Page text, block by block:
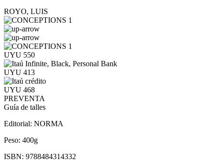
ROYO, LUIS
UYU 550
UYU 413
UYU 468
PREVENTA
Guía de talles
Editorial: NORMA
Peso: 400g
ISBN: 9788484314332